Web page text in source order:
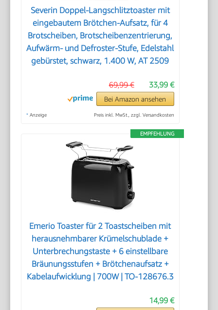
Severin Doppel-Langschlitztoaster mit
eingebautem Brötchen-Aufsatz, für 4
Brotscheiben, Brotscheibenzentrierung,
Aufwärm- und Defroster-Stufe, Edelstahl
gebürstet, schwarz, 1.400 W, AT 2509
33,99 €
69,99 €
Bei Amazon ansehen
* Anzeige Preis inkl. MwSt., zzgl. Versandkosten
EMPFEHLUNG
Emerio Toaster für 2 Toastscheiben mit
herausnehmbarer Krümelschublade +
Unterbrechungstaste + 6 einstellbare
Bräunungsstufen + Brötchenaufsatz +
Kabelaufwicklung | 700W | TO-128676.3
14,99 €